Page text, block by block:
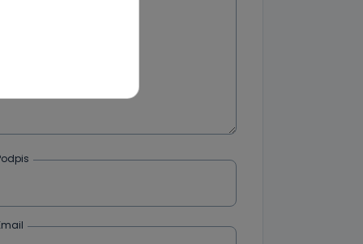
oraz
Wolności
od